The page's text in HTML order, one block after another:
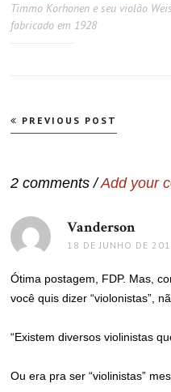
Timmo Korhonen e seu violão
fabricado em 1928
Navegação
de
PREVIOUS POST
2 comments /Add your
Vanderson
18 DE JUNHO DE
Ótima postagem, FDP. Mas,
você quis dizer “violonistas”,
“Existem diversos violinistas
Ou era pra ser “violinistas”